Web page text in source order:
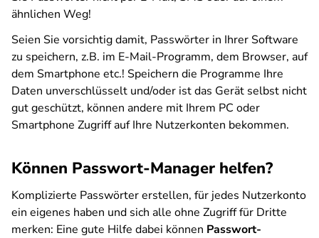
ähnlichen Weg!
Seien Sie vorsichtig damit, Passwörter in Ihrer Software
zu speichern, z.B. im E-Mail-Programm, dem Browser, auf
dem Smartphone etc.! Speichern die Programme Ihre
Daten unverschlüsselt und/oder ist das Gerät selbst nicht
gut geschützt, können andere mit Ihrem PC oder
Smartphone Zugriff auf Ihre Nutzerkonten bekommen.
Können Passwort-Manager helfen?
Komplizierte Passwörter erstellen, für jedes Nutzerkonto
ein eigenes haben und sich alle ohne Zugriff für Dritte
merken: Eine gute Hilfe dabei können Passwort-